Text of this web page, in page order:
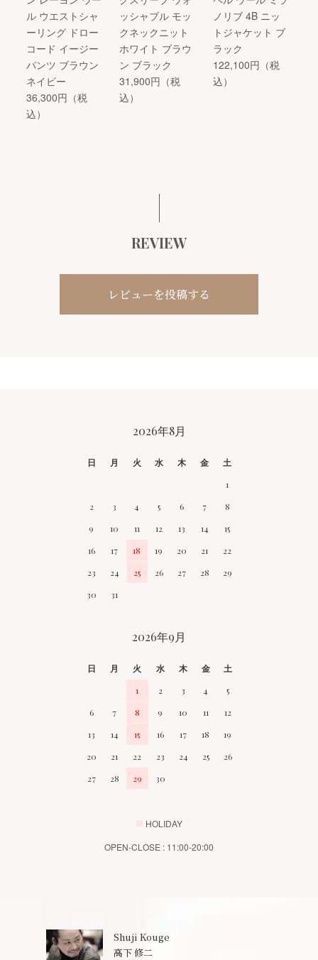
ル ウエストシャ
ーリング ドロー
コード イージー
パンツ ブラウン
ネイビー
36,300円（税
込）
ッシャブル モッ
クネックニット
ホワイト ブラウ
ン ブラック
31,900円（税
込）
ノリブ 4B ニッ
トジャケット ブ
ラック
122,100円（税
込）
REVIEW
レビューを投稿する
2026年8月
日 月 火 水 木 金
土
1
2
3 4 5 6 7
8
9
10 11 12 13 14
15
16
17 18 19 20 21
22
23
24 25 26 27 28
29
30
31
2026年9月
日 月 火 水 木 金
土
1
2 3 4
5
6
7 8 9 10 11
12
13
14 15 16 17 18
19
20
21 22 23 24 25
26
27
28 29 30
HOLIDAY
OPEN-CLOSE : 11:00-20:00
Shuji Kouge
高下 修二